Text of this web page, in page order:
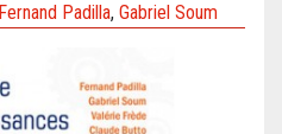
Fernand Padilla, Gabriel Soum